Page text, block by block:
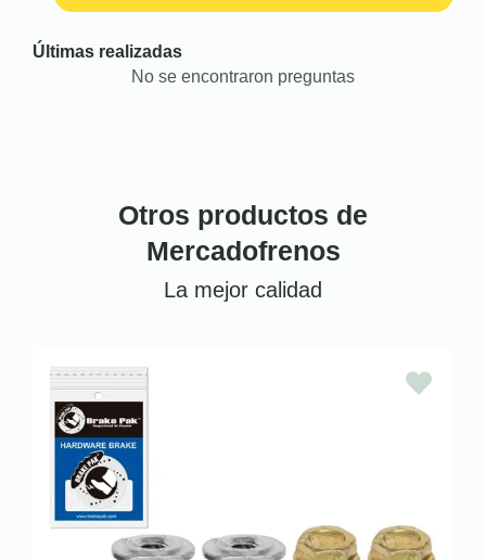
Últimas realizadas
No se encontraron preguntas
Otros productos de
Mercadofrenos
La mejor calidad